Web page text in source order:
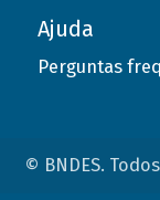
Ajuda
Perguntas
© BNDES.